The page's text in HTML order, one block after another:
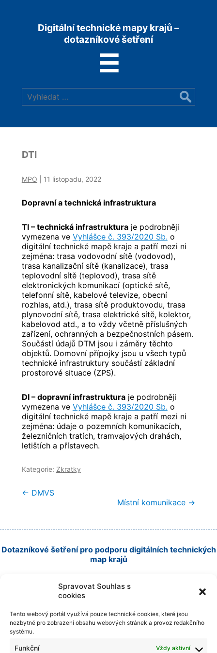
Spravovat Souhlas s
cookies
Tento webový portál využívá pouze technické cookies, které jsou
nezbytné pro zobrazení obsahu webových stránek a provoz redakčního
systému.
Funkční Vždy aktivní
MPO,
Průzkum
zmapování
dat
Digitální technické mapy krajů –
dotazníkové šetření
☰
Vyhledat:
DTI
MPO 11 listopadu, 2022
Dopravní a technická infrastruktura
TI – technická infrastrukturaje podrobněji
vymezena ve Vyhlášce č. 393/2020 Sb. o
digitální technické mapě kraje a patří mezi ni
zejména: trasa vodovodní sítě (vodovod),
trasa kanalizační sítě (kanalizace), trasa
teplovodní sítě (teplovod), trasa sítě
elektronických komunikací (optické sítě,
telefonní sítě, kabelové televize, obecní
rozhlas, atd.), trasa sítě produktovodu, trasa
plynovodní sítě, trasa elektrické sítě, kolektor,
kabelovod atd., a to vždy včetně příslušných
zařízení, ochranných a bezpečnostních pásem.
Součástí údajů DTM jsou i záměry těchto
objektů. Domovní přípojky jsou u všech typů
technické infrastruktury součástí základní
prostorové situace (ZPS).
DI – dopravní infrastrukturaje podrobněji
vymezena ve Vyhlášce č. 393/2020 Sb. o
digitální technické mapě kraje a patří mezi ni
zejména: údaje o pozemních komunikacích,
železničních tratích, tramvajových drahách,
letištích a přístavech.
Kategorie: Zkratky
Navigace
příspěvek
← DMVS
Místní komunikace →
Dotazníkové šetření pro podporu digitálních technických
map krajů
Podporu sběru zajišťuje